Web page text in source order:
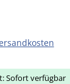
Sofort verfügbar